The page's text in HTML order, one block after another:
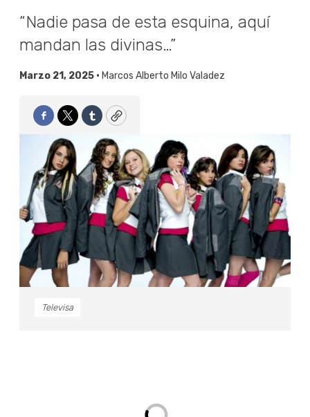
“Nadie pasa de esta esquina, aquí
mandan las divinas…”
Marzo 21, 2025 • Marcos Alberto Milo Valadez
Facebook
TwitterTumblrCopy
Televisa